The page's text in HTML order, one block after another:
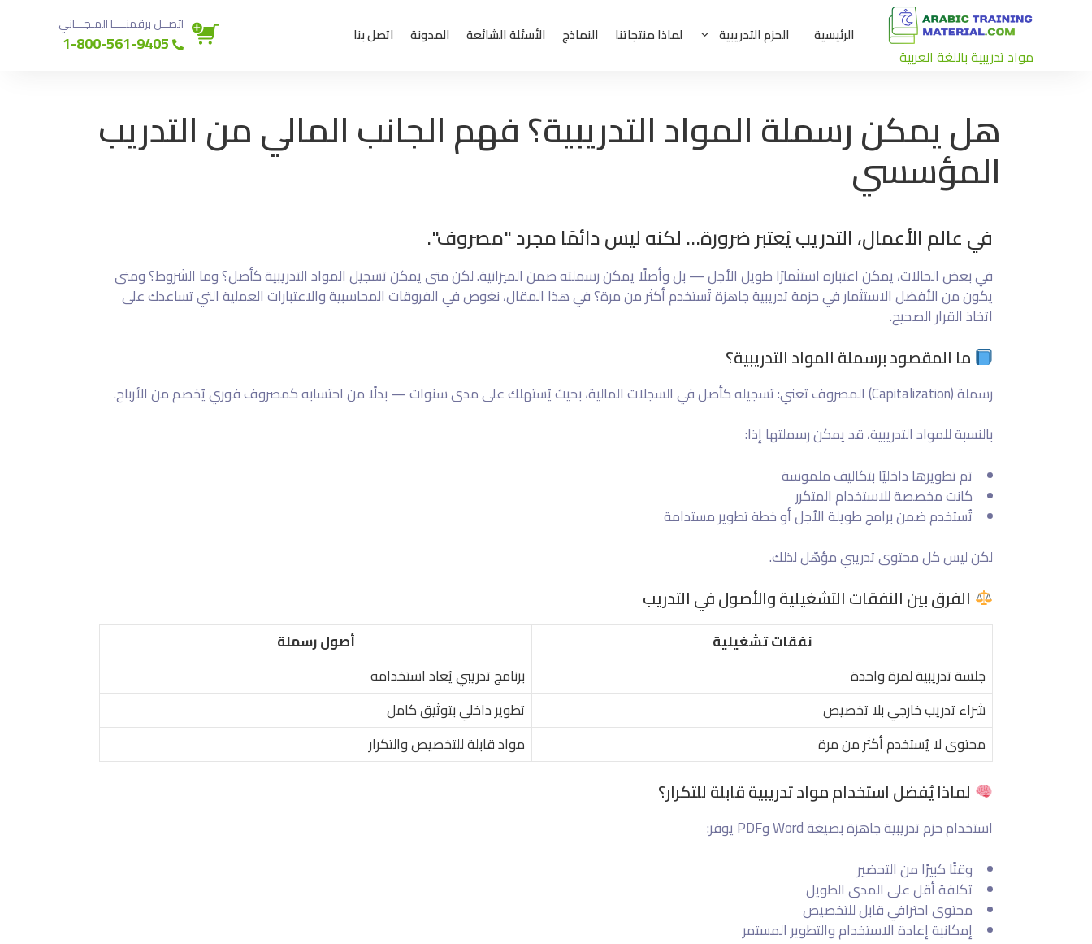
مواد تدريبية باللغة العربية
الرئيسية الحزم التدريبية لماذا منتجاتنا النماذج الأسئلة الشائعة المدونة اتصل بنا اتصــل برقمنــــا المـجـــاني
هل يمكن رسملة المواد التدريبية؟ فهم الجانب المالي من التدريب
المؤسسي
في عالم الأعمال، التدريب يُعتبر ضرورة… لكنه ليس دائمًا مجرد "مصروف".
في بعض الحالات، يمكن اعتباره استثمارًا طويل الأجل — بل وأصلًا يمكن رسملته ضمن الميزانية. لكن متى يمكن تسجيل المواد التدريبية كأصل؟ وما الشروط؟ ومتى
يكون من الأفضل الاستثمار في حزمة تدريبية جاهزة تُستخدم أكثر من مرة؟ في هذا المقال، نغوص في الفروقات المحاسبية والاعتبارات العملية التي تساعدك على
اتخاذ القرار الصحيح.
ما المقصود برسملة المواد التدريبية؟
رسملة (Capitalization) المصروف تعني: تسجيله كأصل في السجلات المالية، بحيث يُستهلك على مدى سنوات — بدلًا من احتسابه كمصروف فوري يُخصم من الأرباح.
بالنسبة للمواد التدريبية، قد يمكن رسملتها إذا:
تم تطويرها داخليًا بتكاليف ملموسة
كانت مخصصة للاستخدام المتكرر
تُستخدم ضمن برامج طويلة الأجل أو خطة تطوير مستدامة
لكن ليس كل محتوى تدريبي مؤهّل لذلك.
الفرق بين النفقات التشغيلية والأصول في التدريب
نفقات تشغيلية
أصول رسملة
جلسة تدريبية لمرة واحدة
برنامج تدريبي يُعاد استخدامه
شراء تدريب خارجي بلا تخصيص
تطوير داخلي بتوثيق كامل
محتوى لا يُستخدم أكثر من مرة
مواد قابلة للتخصيص والتكرار
لماذا يُفضل استخدام مواد تدريبية قابلة للتكرار؟
استخدام حزم تدريبية جاهزة بصيغة Word وPDF يوفر:
وقتًا كبيرًا من التحضير
تكلفة أقل على المدى الطويل
محتوى احترافي قابل للتخصيص
إمكانية إعادة الاستخدام والتطوير المستمر